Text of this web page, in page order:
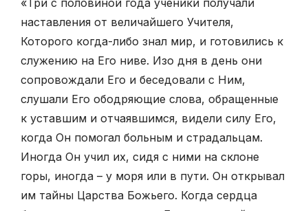
наставления от величайшего Учителя,
Которого когда-либо знал мир, и готовились к
служению на Его ниве. Изо дня в день они
сопровождали Его и беседовали с Ним,
слушали Его обо­дряющие слова, обращенные
к уставшим и отчаявшимся, видели силу Его,
когда Он помогал больным и страдальцам.
Иногда Он учил их, сидя с ними на склоне
горы, иногда – у моря или в пути. Он открывал
им тайны Царства Божьего. Когда сердца